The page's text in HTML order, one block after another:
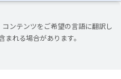
ンテンツをご希望の言語に翻訳し
まれる場合があります。